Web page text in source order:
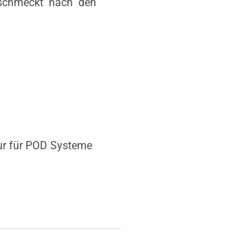
für POD Systeme